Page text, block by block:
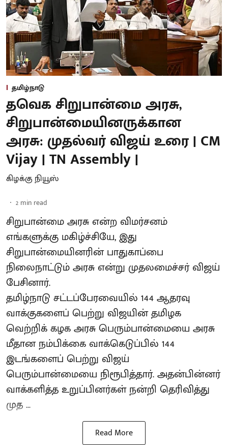
தமிழ்நாடு
தவெக சிறுபான்மை அரசு,
சிறுபான்மையினருக்கான
அரசு: முதல்வர் விஜய் உரை | CM
Vijay | TN Assembly |
கிழக்கு நியூஸ்
2 min read
சிறுபான்மை அரசு என்ற விமர்சனம்
எங்களுக்கு மகிழ்ச்சியே, இது
சிறுபான்மையினரின் பாதுகாப்பை
நிலைநாட்டும் அரசு என்று முதலமைச்சர் விஜய்
பேசினார்.
தமிழ்நாடு சட்டப்பேரவையில் 144 ஆதரவு
வாக்குகளைப் பெற்று விஜயின் தமிழக
வெற்றிக் கழக அரசு பெரும்பான்மையை அரசு
மீதான நம்பிக்கை வாக்கெடுப்பில் 144
இடங்களைப் பெற்று விஜய்
பெரும்பான்மையை நிரூபித்தார். அதன்பின்னர்
வாக்களித்த உறுப்பினர்கள் நன்றி தெரிவித்து
முத ...
Read More